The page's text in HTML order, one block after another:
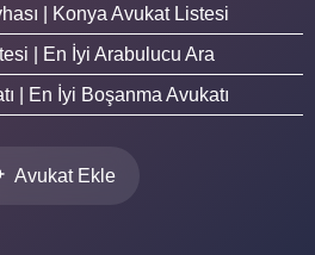
| Konya Avukat Listesi
| En İyi Arabulucu Ara
| En İyi Boşanma Avukatı
Avukat Ekle